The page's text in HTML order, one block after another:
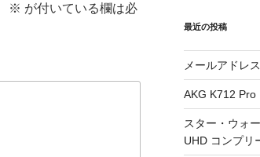
※ が付いている欄は必
最近の投稿
メールアドレ
AKG K712 Pro
スター・ウォ
UHD コンプリ